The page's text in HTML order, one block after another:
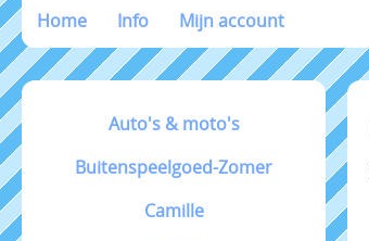
Home Info Mijn account
Auto's & moto's
Buitenspeelgoed-Zomer
Camille